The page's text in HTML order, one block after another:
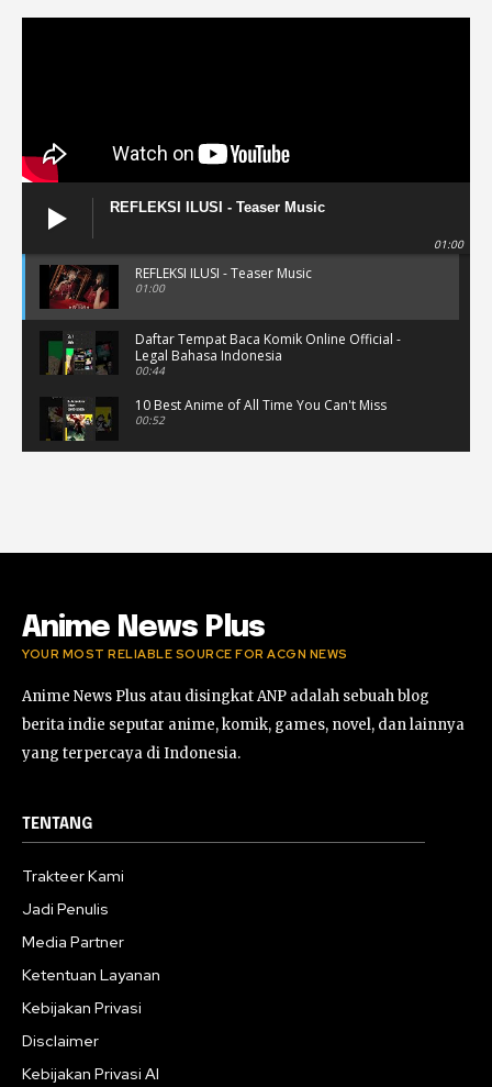
REFLEKSI ILUSI - Teaser Music
01:00
REFLEKSI ILUSI - Teaser Music
01:00
Daftar Tempat Baca Komik Online Official -
Legal Bahasa Indonesia
00:44
10 Best Anime of All Time You Can't Miss
00:52
02:47
Anime News Plus
YOUR MOST RELIABLE SOURCE FOR ACGN NEWS
Anime News Plus atau disingkat ANP adalah sebuah blog
berita indie seputar anime, komik, games, novel, dan lainnya
yang terpercaya di Indonesia.
TENTANG
Trakteer Kami
Jadi Penulis
Media Partner
Ketentuan Layanan
Kebijakan Privasi
Disclaimer
Kebijakan Privasi AI